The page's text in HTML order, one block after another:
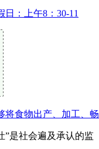
：上午8：30-11
将食物出产、加工、畅
”是社会遍及承认的监